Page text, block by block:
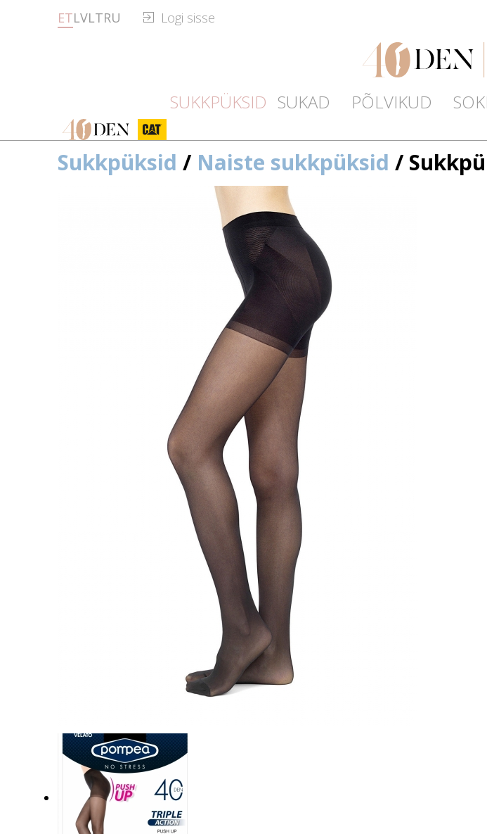
ETLVLTRU Logi sisse
SUKKPÜKSID SUKAD PÕLVIKUD
40den
Sukkpüksid / Naiste sukkpüksid /